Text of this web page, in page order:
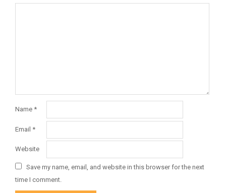
Name *
Email *
Website
Save my name, email, and website in this browser for the next
time I comment.